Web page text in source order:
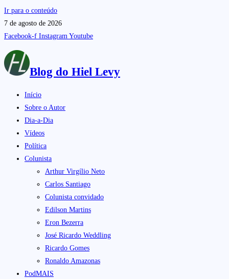
Ir para o conteúdo
7 de agosto de 2026
Facebook-f Instagram Youtube
Blog do Hiel Levy
Início
Sobre o Autor
Dia-a-Dia
Vídeos
Política
Colunista
Arthur Virgílio Neto
Carlos Santiago
Colunista convidado
Edilson Martins
Eron Bezerra
José Ricardo Weddling
Ricardo Gomes
Ronaldo Amazonas
PodMAIS